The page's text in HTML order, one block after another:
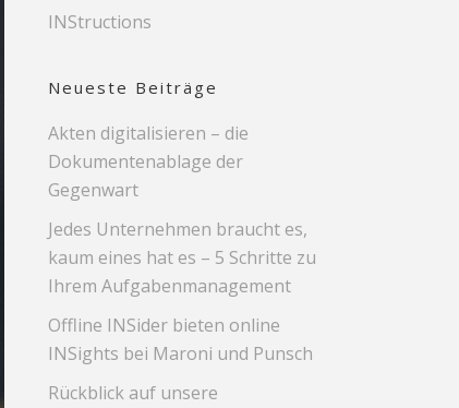
INStructions
Neueste Beiträge
Akten digitalisieren – die
Dokumentenablage der
Gegenwart
Jedes Unternehmen braucht es,
kaum eines hat es – 5 Schritte zu
Ihrem Aufgabenmanagement
Offline INSider bieten online
INSights bei Maroni und Punsch
Rückblick auf unsere